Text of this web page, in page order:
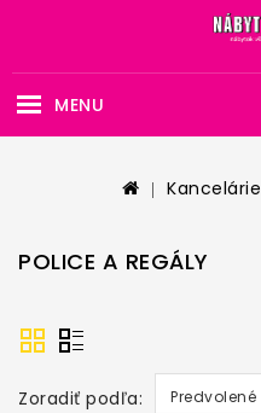
MENU
Kancelárie
POLICE A REGÁLY
Zoradiť podľa: Predvolené